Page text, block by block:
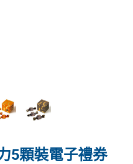
5顆裝電子禮券